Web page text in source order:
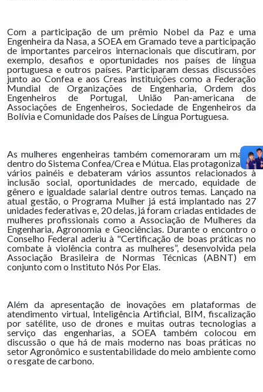
Com a participação de um prêmio Nobel da Paz e uma
Engenheira da Nasa, a SOEA em Gramado teve a participação
de importantes parceiros internacionais que discutiram, por
exemplo, desafios e oportunidades nos países de língua
portuguesa e outros países. Participaram dessas discussões
junto ao Confea e aos Creas instituições como a Federação
Mundial de Organizações de Engenharia, Ordem dos
Engenheiros de Portugal, União Pan-americana de
Associações de Engenheiros, Sociedade de Engenheiros da
Bolívia e Comunidade dos Países de Língua Portuguesa.
As mulheres engenheiras também comemoraram um marco
dentro do Sistema Confea/Crea e Mútua. Elas protagonizaram
vários painéis e debateram vários assuntos relacionados à
inclusão social, oportunidades de mercado, equidade de
gênero e igualdade salarial dentre outros temas. Lançado na
atual gestão, o Programa Mulher já está implantado nas 27
unidades federativas e, 20 delas, já foram criadas entidades de
mulheres profissionais como a Associação de Mulheres da
Engenharia, Agronomia e Geociências. Durante o encontro o
Conselho Federal aderiu à "Certificação de boas práticas no
combate à violência contra as mulheres”, desenvolvida pela
Associação Brasileira de Normas Técnicas (ABNT) em
conjunto com o Instituto Nós Por Elas.
Além da apresentação de inovações em plataformas de
atendimento virtual, Inteligência Artificial, BIM, fiscalização
por satélite, uso de drones e muitas outras tecnologias a
serviço das engenharias, a SOEA também colocou em
discussão o que há de mais moderno nas boas práticas no
setor Agronômico e sustentabilidade do meio ambiente como
o resgate de carbono.